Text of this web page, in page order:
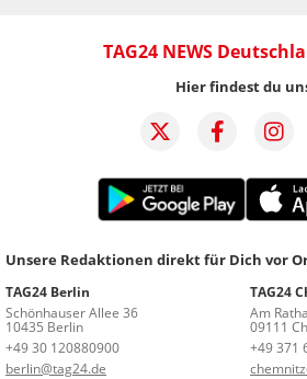
TAG24 NEWS
Hier findest du
Unsere Redaktionen direkt für Dich vor
TAG24 Berlin
Schönhauser Allee 36
10435 Berlin
+49 30 120880900
berlin@tag24.de
TAG24
Am
09111
+49 371